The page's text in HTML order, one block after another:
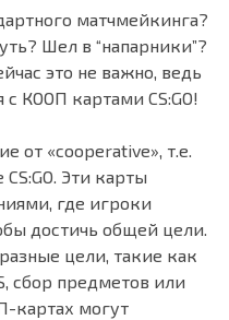
матчмейкинга?
Шел в “напарники”?
это не важно, ведь
КООП картами CS:GO!
от «cooperative», т.е.
Эти карты
где игроки
достичь общей цели.
цели, такие как
сбор предметов или
картах могут